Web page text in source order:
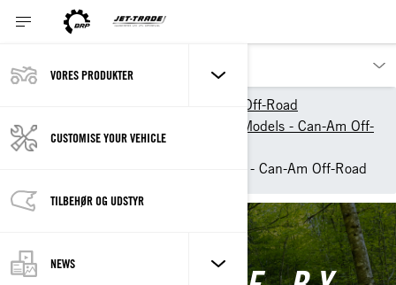
VORES PRODUKTER
CUSTOMISE YOUR VEHICLE
TILBEHØR OG UDSTYR
NEWS
Can-Am Off-Road
2026 ATV & Side-By-Side Models - Can-Am Off-
Road
Side-by-Side Vehicles (SSV) - Can-Am Off-Road